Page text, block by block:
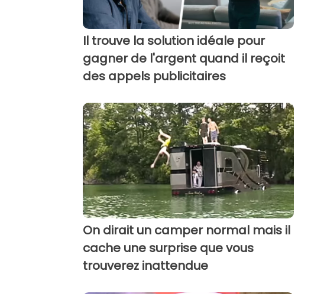
Il trouve la solution idéale pour
gagner de l'argent quand il reçoit
des appels publicitaires
On dirait un camper normal mais il
cache une surprise que vous
trouverez inattendue